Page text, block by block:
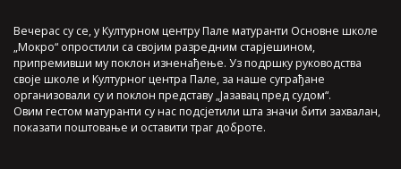
Вечерас су се, у Културном центру Пале матуранти Основне школе
„Мокро“ опростили са својим разредним старјешином,
припремивши му поклон изненађење. Уз подршку руководства
своје школе и Културног центра Пале, за наше суграђане
организовали су и поклон представу „Јазавац пред судом“.
Овим гестом матуранти су нас подсјетили шта значи бити захвалан,
показати поштовање и оставити траг доброте.